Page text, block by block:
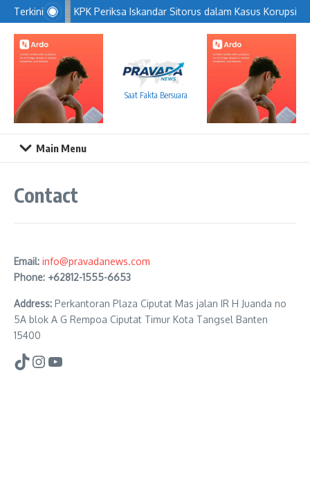
Lewati ke konten
Terkini KPK Periksa Iskandar Sitorus dalam Kasus Korupsi
Saat Fakta Bersuara
Main Menu
Contact
Email: info@pravadanews.com
Phone: +62812-1555-6653
Address: Perkantoran Plaza Ciputat Mas jalan IR H Juanda no
5A blok A G Rempoa Ciputat Timur Kota Tangsel Banten
15400
TikTok
Instagram
YouTube